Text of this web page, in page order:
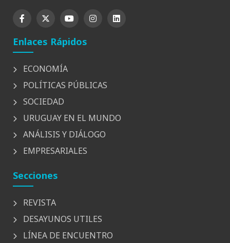
Enlaces Rápidos
ECONOMÍA
POLÍTICAS PÚBLICAS
SOCIEDAD
URUGUAY EN EL MUNDO
ANÁLISIS Y DIÁLOGO
EMPRESARIALES
Secciones
REVISTA
DESAYUNOS UTILES
LÍNEA DE ENCUENTRO